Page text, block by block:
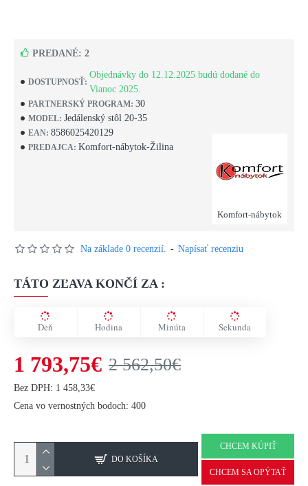
DOSTUPNOSŤ:
Objednávky do 12.12.2025 budú dodané do
Vianoc 2025.
PARTNERSKÝ PROGRAM: 30
MODEL: Jedálenský stôl 20-35
EAN: 8586025420129
PREDAJCA: Komfort-nábytok-Žilina
Komfort-nábytok
PREDANÉ: 2
Na základe 0 recenzií. - Napísať recenziu
TÁTO ZĽAVA KONČÍ ZA :
Deň Hodina Minúta Sekunda
1 793,75€ 2 562,50€
Bez DPH: 1 458,33€
Cena vo vernostných bodoch: 400
DO KOŠÍKA
CHCEM KÚPIŤ
CHCEM SA OPÝTAŤ